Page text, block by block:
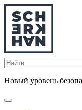
Новый уровень